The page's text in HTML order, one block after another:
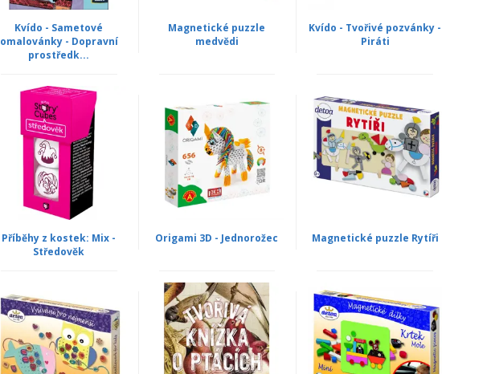
Kvído - Sametové
omalovánky - Dopravní
prostředk...
Magnetické puzzle
medvědi
Kvído - Tvořivé pozvánky -
Piráti
Příběhy z kostek: Mix -
Středověk
Origami 3D - Jednorožec Magnetické puzzle Rytíři